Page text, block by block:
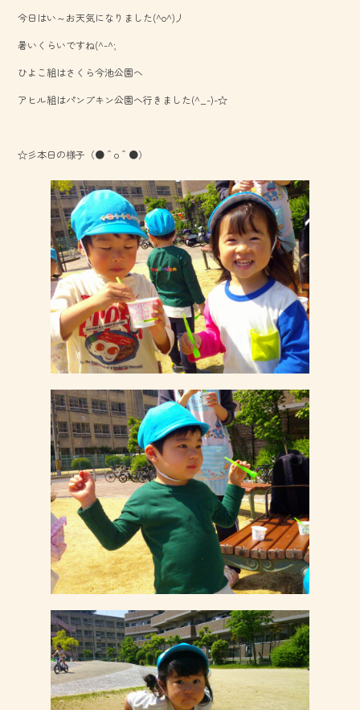
b
o
ok
今日はい～お天気になりました(^o^)丿
暑いくらいですね(^-^;
ひよこ組はさくら今池公園へ
アヒル組はパンプキン公園へ行きました(^_-)-☆
☆彡本日の様子（●＾o＾●）